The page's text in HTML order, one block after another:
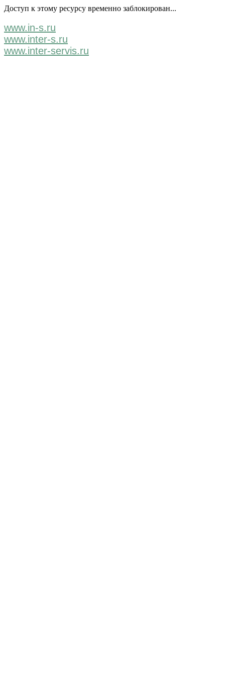
Доступ к этому ресурсу временно заблокирован...
www.in-s.ru
www.inter-s.ru
www.inter-servis.ru